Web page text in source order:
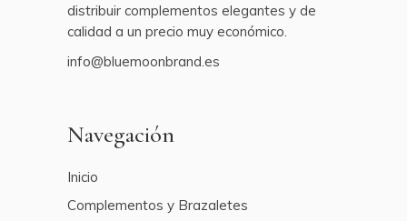
distribuir complementos elegantes y de
calidad a un precio muy económico.
info@bluemoonbrand.es
Navegación
Inicio
Complementos y Brazaletes